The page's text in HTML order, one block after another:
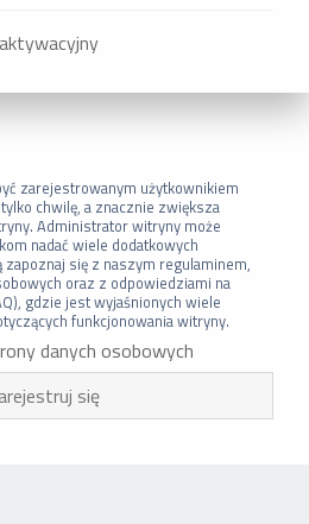
zarejestrowanym użytkownikiem
chwilę, a znacznie zwiększa
Administrator witryny może
nadać wiele dodatkowych
się z naszym regulaminem,
oraz z odpowiedziami na
gdzie jest wyjaśnionych wiele
funkcjonowania witryny.
danych osobowych
się